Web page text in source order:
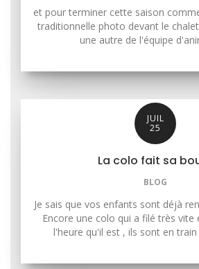
et pour terminer cette saison
traditionnelle photo devant le
une autre de l'équipe
JUIL
25
La colo fait sa
BLOG
Je sais que vos enfants sont déjà
Encore une colo qui a filé très vite
l'heure qu'il est , ils sont en